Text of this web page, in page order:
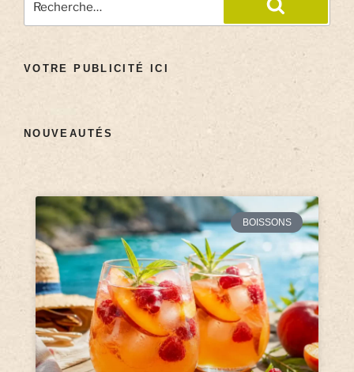
VOTRE PUBLICITÉ ICI
NOUVEAUTÉS
BOISSONS